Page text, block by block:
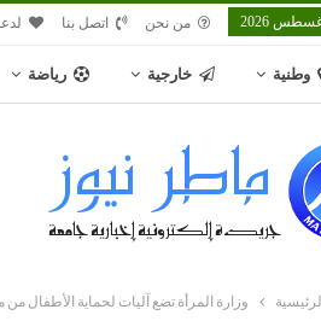
من نحن اتصل بنا
وطنية خارجية رياضة
وزارة المرأة تضع آليات لحماية الأطفال من